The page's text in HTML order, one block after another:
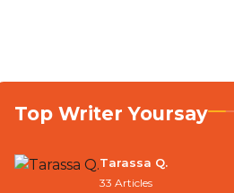
Top Writer Yoursay
Tarassa Q.
33 Articles